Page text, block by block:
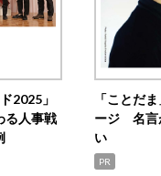
2025」
人事戦
「ことだ
ージ 名言
い
PR